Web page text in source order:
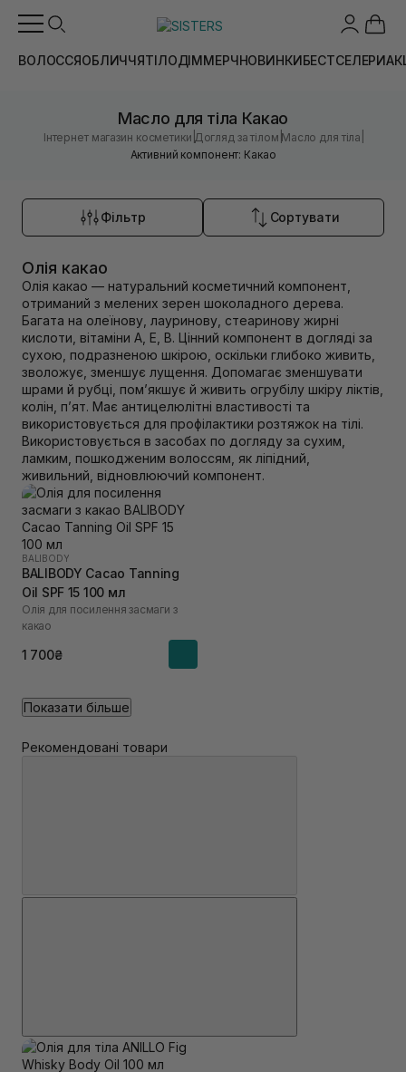
ВОЛОССЯОБЛИЧЧЯТІЛОДІММЕРЧНОВИНКИБЕСТСЕЛЕРИ
Масло для тіла Какао
Інтернет магазин косметики Догляд за тілом |Масло для тіла
Активний компонент: Какао
Фільтр Сортувати
Олія какао
Олія какао — натуральний косметичний компонент,
отриманий з мелених зерен шоколадного дерева.
Багата на олеїнову, лауринову, стеаринову жирні
кислоти, вітаміни А, Е, В. Цінний компонент в догляді за
сухою, подразненою шкірою, оскільки глибоко живить,
зволожує, зменшує лущення. Допомагає зменшувати
шрами й рубці, пом’якшує й живить огрубілу шкіру ліктів,
колін, п’ят. Має антицелюлітні властивості та
використовується для профілактики розтяжок на тілі.
Використовується в засобах по догляду за сухим,
ламким, пошкодженим волоссям, як ліпідний,
живильний, відновлюючий компонент.
BALIBODY
BALIBODY Cacao Tanning
Oil SPF 15 100 мл
Олія для посилення засмаги з
какао
1 700₴
Показати більше
Рекомендовані товари